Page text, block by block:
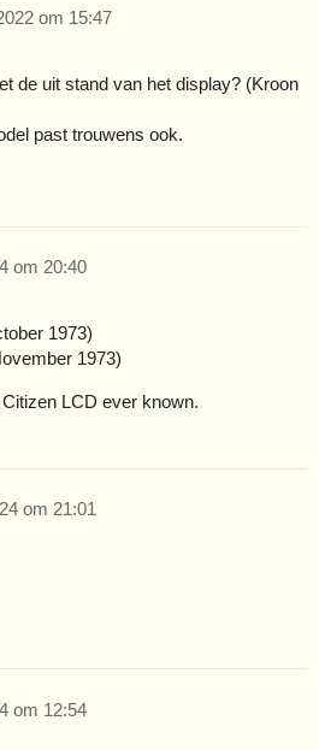
om 15:47
de uit stand van het display? (Kroon
past trouwens ook.
om 20:40
1973)
1973)
LCD ever known.
om 21:01
om 12:54